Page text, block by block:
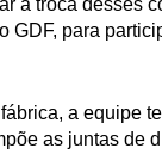
a troca desses
GDF, para
a equipe
as juntas de